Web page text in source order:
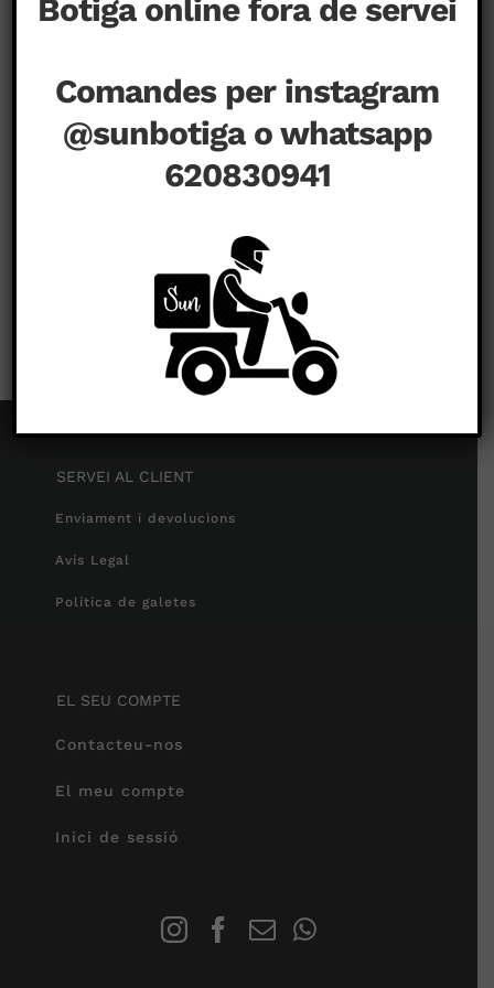
SERVEI AL CLIENT
Enviament i devolucions
Avís Legal
Política de galetes
EL SEU COMPTE
Contacteu-nos
El meu compte
Inici de sessió
Botiga online fora de servei
Comandes per instagram
@sunbotiga o whatsapp
620830941